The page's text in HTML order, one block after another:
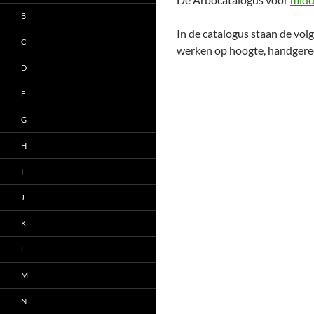
In de catalogus staan de
werken op hoogte,
B
C
D
F
G
H
I
J
K
L
M
N